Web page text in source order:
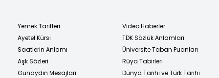
Yemek Tarifleri
Ayetel Kürsi
Saatlerin Anlamı
Aşk Sözleri
Günaydın Mesajları
Video Haberler
TDK Sözlük Anlamları
Üniversite Taban Puanları
Rüya Tabirleri
Dünya Tarihi ve Türk Tarihi